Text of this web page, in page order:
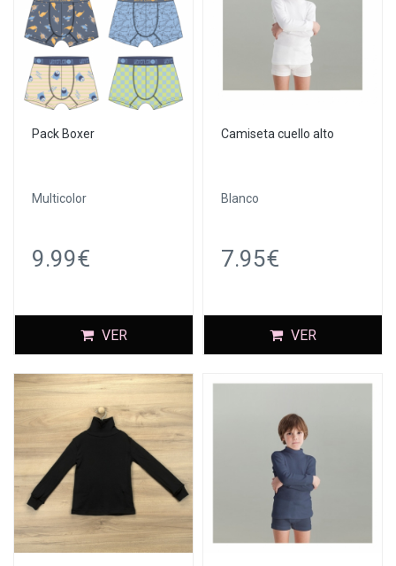
Pack Boxer
Multicolor
9.99€
VER
Camiseta cuello alto
Blanco
7.95€
VER